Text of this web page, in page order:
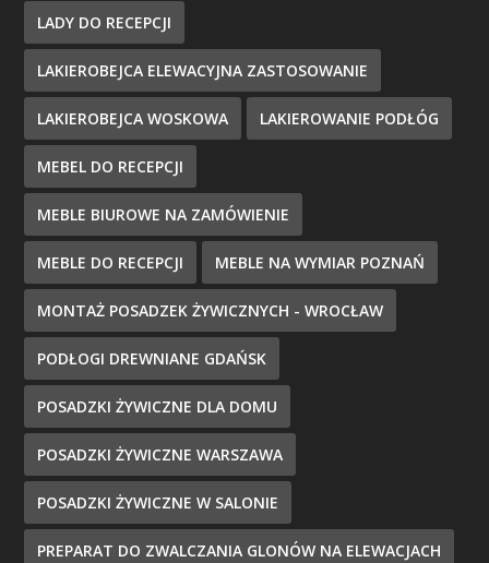
LADY DO RECEPCJI
LAKIEROBEJCA ELEWACYJNA ZASTOSOWANIE
LAKIEROBEJCA WOSKOWA LAKIEROWANIE PODŁÓG
MEBEL DO RECEPCJI
MEBLE BIUROWE NA ZAMÓWIENIE
MEBLE DO RECEPCJI MEBLE NA WYMIAR POZNAŃ
MONTAŻ POSADZEK ŻYWICZNYCH - WROCŁAW
PODŁOGI DREWNIANE GDAŃSK
POSADZKI ŻYWICZNE DLA DOMU
POSADZKI ŻYWICZNE WARSZAWA
POSADZKI ŻYWICZNE W SALONIE
PREPARAT DO ZWALCZANIA GLONÓW NA ELEWACJACH